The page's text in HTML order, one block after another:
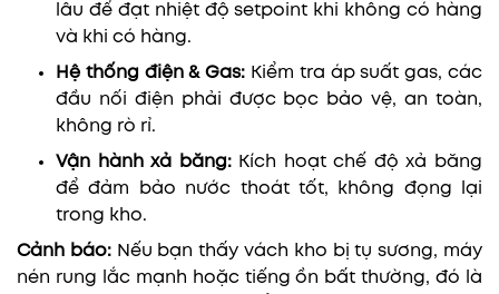
lâu để đạt nhiệt độ setpoint khi không có hàng
và khi có hàng.
Hệ thống điện & Gas: Kiểm tra áp suất gas, các
đầu nối điện phải được bọc bảo vệ, an toàn,
không rò rỉ.
Vận hành xả băng:Kích hoạt chế độ xả băng
để đảm bảo nước thoát tốt, không đọng lại
trong kho.
Cảnh báo: Nếu bạn thấy vách kho bị tụ sương, máy
nén rung lắc mạnh hoặc tiếng ồn bất thường, đó là